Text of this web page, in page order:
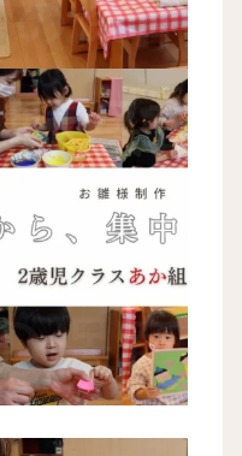
豊野保育園 ひな祭り